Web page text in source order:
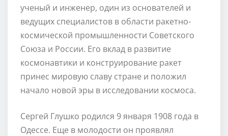
ученый и инженер, один из основателей и
ведущих специалистов в области ракетно-
космической промышленности Советского
Союза и России. Его вклад в развитие
космонавтики и конструирование ракет
принес мировую славу стране и положил
начало новой эры в исследовании космоса.
Сергей Глушко родился 9 января 1908 года в
Одессе. Еще в молодости он проявлял